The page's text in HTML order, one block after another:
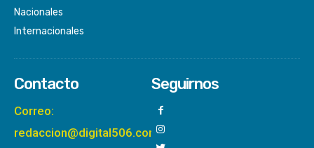
Nacionales
Internacionales
Contacto
Correo:
redaccion@digital506.com
Seguirnos